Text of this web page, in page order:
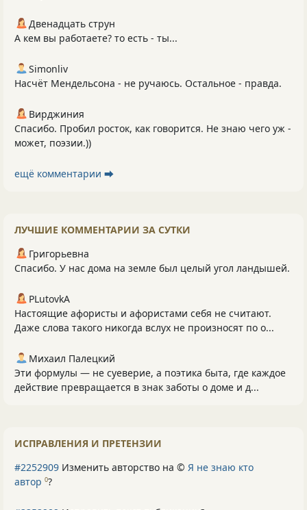
Двенадцать струн
А кем вы работаете? то есть - ты...
Simonliv
Насчёт Мендельсона - не ручаюсь. Остальное - правда.
Вирджиния
Спасибо. Пробил росток, как говорится. Не знаю чего уж -
может, поэзии.))
ещё комментарии ⮕
ЛУЧШИЕ КОММЕНТАРИИ ЗА СУТКИ
Григорьевна
Спасибо. У нас дома на земле был целый угол ландышей.
PLutоvkА
Настоящие афористы и афористами себя не считают.
Даже слова такого никогда вслух не произносят по о...
Михаил Палецкий
Эти формулы — не суеверие, а поэтика быта, где каждое
действие превращается в знак заботы о доме и д...
ИСПРАВЛЕНИЯ И ПРЕТЕНЗИИ
#2252909 Изменить авторство на © Я не знаю кто
автор 0?